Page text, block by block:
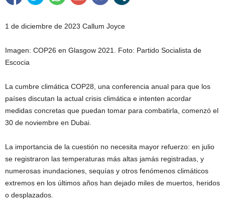
1 de diciembre de 2023 Callum Joyce
Imagen: COP26 en Glasgow 2021. Foto: Partido Socialista de
Escocia
La cumbre climática COP28, una conferencia anual para que los
países discutan la actual crisis climática e intenten acordar
medidas concretas que puedan tomar para combatirla, comenzó el
30 de noviembre en Dubai.
La importancia de la cuestión no necesita mayor refuerzo: en julio
se registraron las temperaturas más altas jamás registradas, y
numerosas inundaciones, sequías y otros fenómenos climáticos
extremos en los últimos años han dejado miles de muertos, heridos
o desplazados.